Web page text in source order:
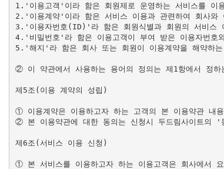
1.'이용고객'이라 함은 회원제로 운영하는 서비스를 이
2.'이용계약'이라 함은 서비스 이용과 관련하여 회사와
3.'이용자번호(ID)'라 함은 회원식별과 회원의 서비스
4.'비밀번호'라 함은 이용고객이 부여 받은 이용자번호
5.'해지'라 함은 회사 또는 회원이 이용계약을 해약하
② 이 약관에서 사용하는 용어의 정의는 제1항에서 정
제5조(이용 계약의 성립)
① 이용계약은 이용하고자 하는 고객의 본 이용약관 내
② 본 이용약관에 대한 동의는 신청시 두드림사이트의 '
제6조(서비스 이용 신청)
① 본 서비스를 이용하고자 하는 이용고객은 회사에서